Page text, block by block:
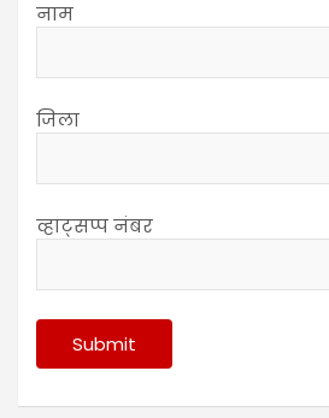
नाम
जिला
व्हाट्सप्प नंबर